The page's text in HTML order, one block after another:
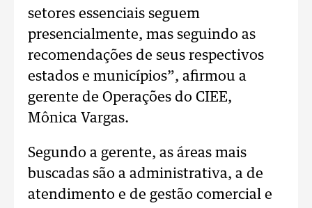
setores essenciais seguem
presencialmente, mas seguindo as
recomendações de seus respectivos
estados e municípios”, afirmou a
gerente de Operações do CIEE,
Mônica Vargas.
Segundo a gerente, as áreas mais
buscadas são a administrativa, a de
atendimento e de gestão comercial e